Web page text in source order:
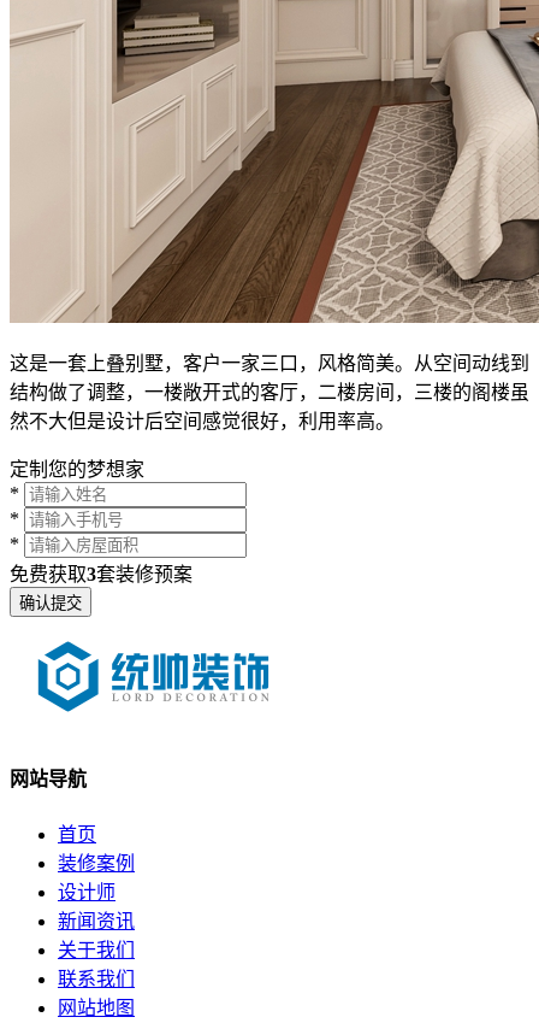
这是一套上叠别墅，客户一家三口，风格简美。从空间动线到
结构做了调整，一楼敞开式的客厅，二楼房间，三楼的阁楼虽
然不大但是设计后空间感觉很好，利用率高。
定制您的梦想家
*
*
*
免费获取3套装修预案
网站导航
首页
装修案例
设计师
新闻资讯
关于我们
联系我们
网站地图